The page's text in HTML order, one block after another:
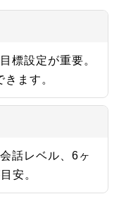
標設定が重要。
ます。
話レベル、6ヶ
安。